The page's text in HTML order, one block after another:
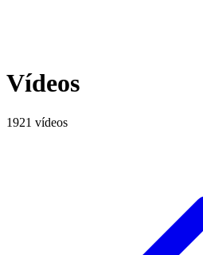
Vídeos
1921 vídeos